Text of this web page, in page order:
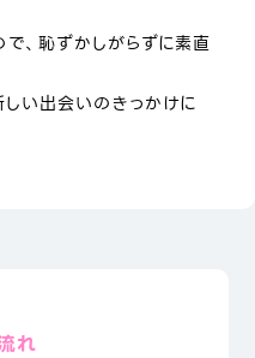
、恥ずかしがらずに素直
い出会いのきっかけに
れ